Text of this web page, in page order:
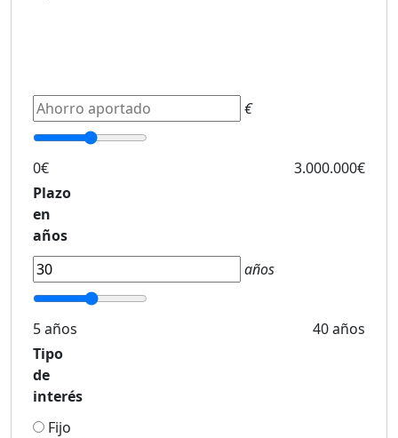
€
0€
3.000.000€
Plazo
en
años
años
5 años
40 años
Tipo
de
interés
Fijo